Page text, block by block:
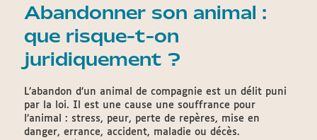
Abandonner son animal :
que risque-t-on
juridiquement ?
L’abandon d’un animal de compagnie est un délit puni
par la loi. Il est une cause une souffrance pour
l’animal : stress, peur, perte de repères, mise en
danger, errance, accident, maladie ou décès.